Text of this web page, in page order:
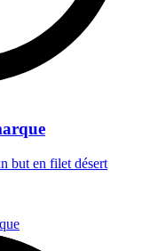
but en filet désert